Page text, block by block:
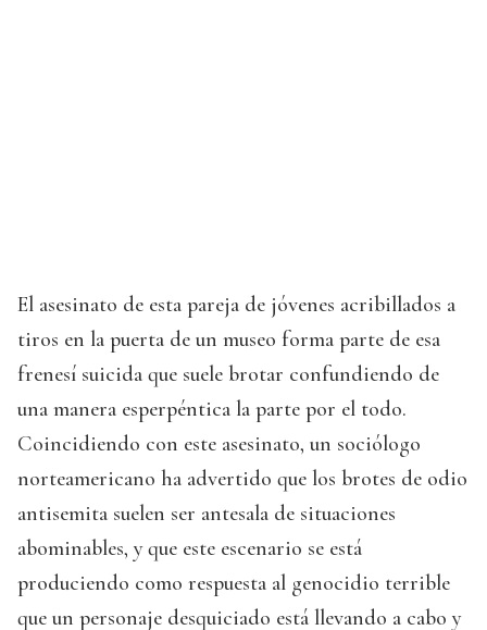
El asesinato de esta pareja de jóvenes acribillados a
tiros en la puerta de un museo forma parte de esa
frenesí suicida que suele brotar confundiendo de
una manera esperpéntica la parte por el todo.
Coincidiendo con este asesinato, un sociólogo
norteamericano ha advertido que los brotes de odio
antisemita suelen ser antesala de situaciones
abominables, y que este escenario se está
produciendo como respuesta al genocidio terrible
que un personaje desquiciado está llevando a cabo y